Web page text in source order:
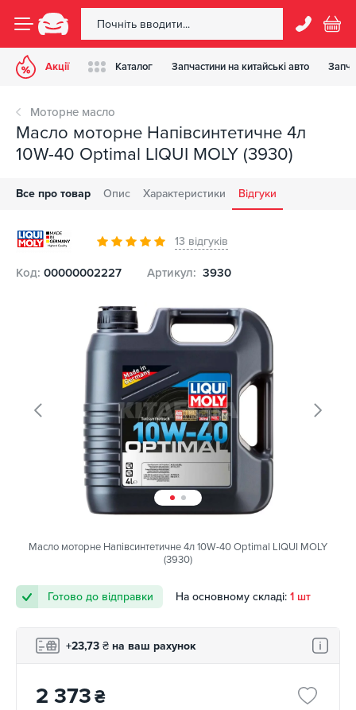
Акції Каталог Запчастини на китайські авто
Моторне масло
Масло моторне Напівсинтетичне 4л
10W-40 Optimal LIQUI MOLY (3930)
Все про товар Опис Характеристики Відгуки
13 відгуків
Код: 00000002227 Артикул: 3930
Масло моторне Напівсинтетичне 4л 10W-40 Optimal LIQUI MOLY
(3930)
Готово до відправки На основному складі: 1 шт
+23,73 ₴ на ваш рахунок
2 373₴